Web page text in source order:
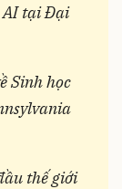
AI tại Đại
Sinh học
thế giới